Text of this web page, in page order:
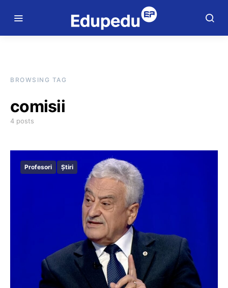
BROWSING TAG
comisii
4 posts
Profesori Știri